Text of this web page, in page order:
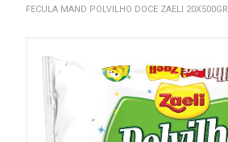
FECULA MAND POLVILHO DOCE ZAELI 20X500GR